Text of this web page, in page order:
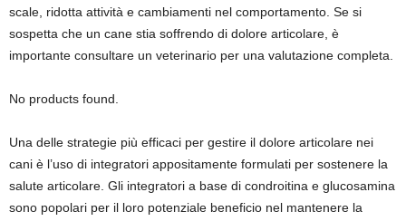
scale, ridotta attività e cambiamenti nel comportamento. Se si
sospetta che un cane stia soffrendo di dolore articolare, è
importante consultare un veterinario per una valutazione completa.
No products found.
Una delle strategie più efficaci per gestire il dolore articolare nei
cani è l’uso di integratori appositamente formulati per sostenere la
salute articolare. Gli integratori a base di condroitina e glucosamina
sono popolari per il loro potenziale beneficio nel mantenere la